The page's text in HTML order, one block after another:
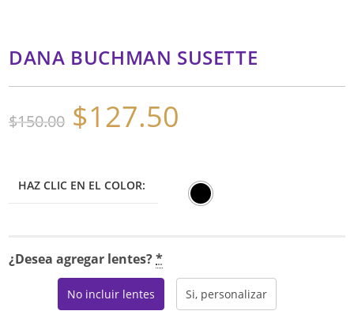
DANA BUCHMAN SUSETTE
$150.00
El
precio
original
$127.50
HAZ CLIC EN EL COLOR:
¿Desea agregar lentes?*
No incluir lentes Si, personalizar